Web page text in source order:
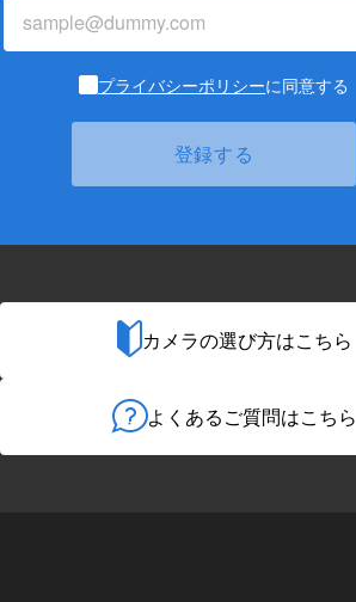
プライバシーポリシーに同意する
カメラの選び方はこちら
よくあるご質問はこちら